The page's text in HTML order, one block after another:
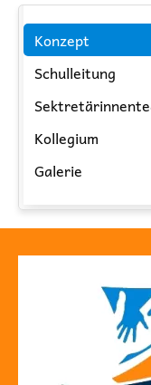
Navigation
überspringen
Konzept
Schulleitung
Kollegium
Galerie